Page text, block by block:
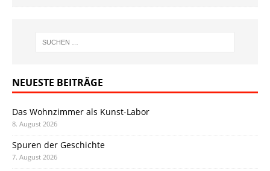
NEUESTE BEITRÄGE
Das Wohnzimmer als Kunst-Labor
8. August 2026
Spuren der Geschichte
7. August 2026